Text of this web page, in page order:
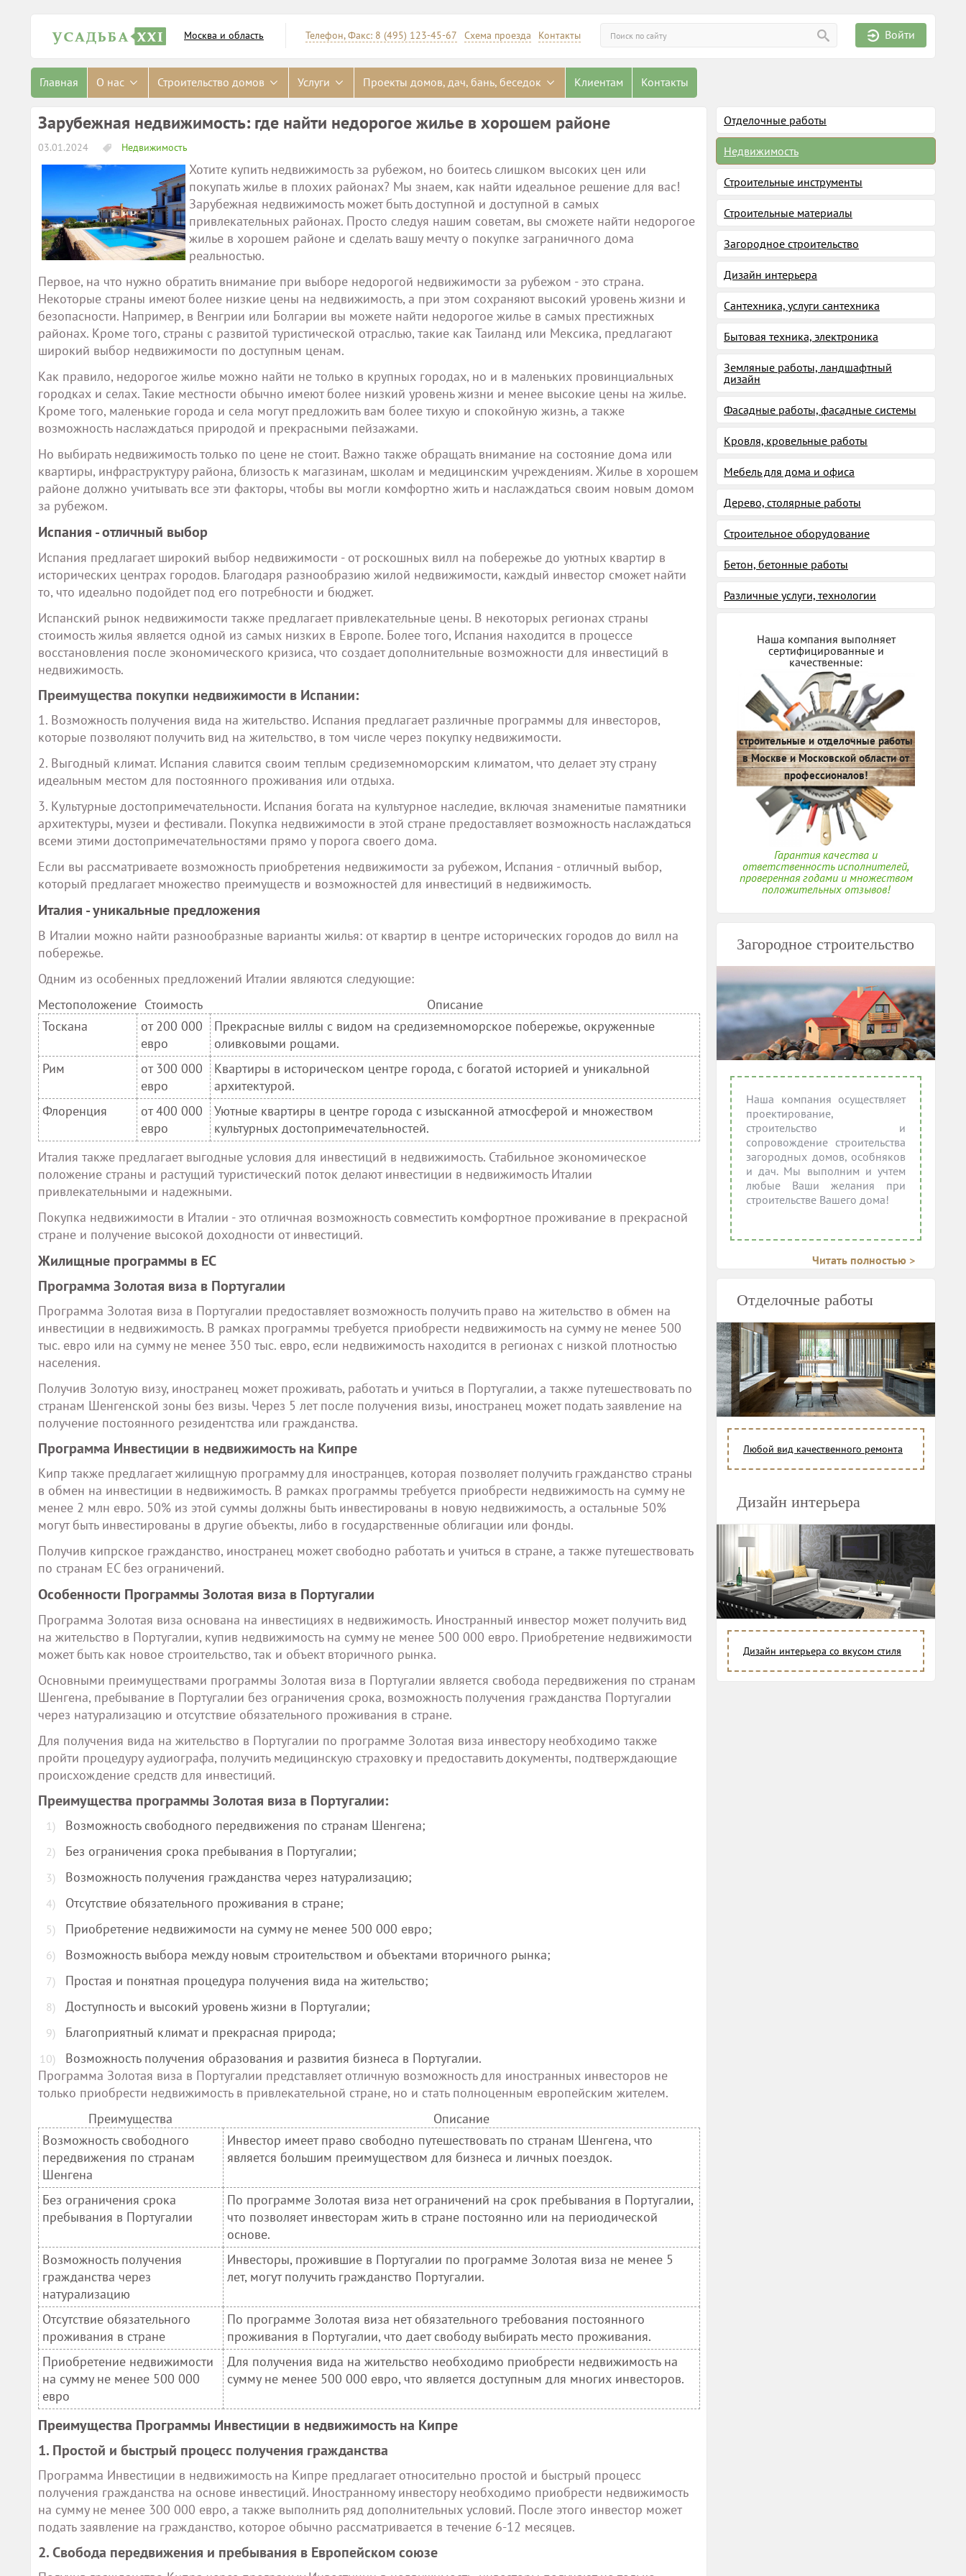
Войти
Искать
Телефон, Факс: 8 (495) 123-45-67 Схема проезда Контакты
Москва и область
Главная О нас Строительство домов Услуги Проекты домов, дач, бань, беседок Клиентам Контакты
Зарубежная недвижимость: где найти недорогое жилье в хорошем районе
03.01.2024 Недвижимость
Хотите купить недвижимость за рубежом, но боитесь слишком высоких цен или
покупать жилье в плохих районах? Мы знаем, как найти идеальное решение для вас!
Зарубежная недвижимость может быть доступной и доступной в самых
привлекательных районах. Просто следуя нашим советам, вы сможете найти недорогое
жилье в хорошем районе и сделать вашу мечту о покупке заграничного дома
реальностью.
Первое, на что нужно обратить внимание при выборе недорогой недвижимости за рубежом - это страна.
Некоторые страны имеют более низкие цены на недвижимость, а при этом сохраняют высокий уровень жизни и
безопасности. Например, в Венгрии или Болгарии вы можете найти недорогое жилье в самых престижных
районах. Кроме того, страны с развитой туристической отраслью, такие как Таиланд или Мексика, предлагают
широкий выбор недвижимости по доступным ценам.
Как правило, недорогое жилье можно найти не только в крупных городах, но и в маленьких провинциальных
городках и селах. Такие местности обычно имеют более низкий уровень жизни и менее высокие цены на жилье.
Кроме того, маленькие города и села могут предложить вам более тихую и спокойную жизнь, а также
возможность наслаждаться природой и прекрасными пейзажами.
Но выбирать недвижимость только по цене не стоит. Важно также обращать внимание на состояние дома или
квартиры, инфраструктуру района, близость к магазинам, школам и медицинским учреждениям. Жилье в хорошем
районе должно учитывать все эти факторы, чтобы вы могли комфортно жить и наслаждаться своим новым домом
за рубежом.
Испания - отличный выбор
Испания предлагает широкий выбор недвижимости - от роскошных вилл на побережье до уютных квартир в
исторических центрах городов. Благодаря разнообразию жилой недвижимости, каждый инвестор сможет найти
то, что идеально подойдет под его потребности и бюджет.
Испанский рынок недвижимости также предлагает привлекательные цены. В некоторых регионах страны
стоимость жилья является одной из самых низких в Европе. Более того, Испания находится в процессе
восстановления после экономического кризиса, что создает дополнительные возможности для инвестиций в
недвижимость.
Преимущества покупки недвижимости в Испании:
1. Возможность получения вида на жительство. Испания предлагает различные программы для инвесторов,
которые позволяют получить вид на жительство, в том числе через покупку недвижимости.
2. Выгодный климат. Испания славится своим теплым средиземноморским климатом, что делает эту страну
идеальным местом для постоянного проживания или отдыха.
3. Культурные достопримечательности. Испания богата на культурное наследие, включая знаменитые памятники
архитектуры, музеи и фестивали. Покупка недвижимости в этой стране предоставляет возможность наслаждаться
всеми этими достопримечательностями прямо у порога своего дома.
Если вы рассматриваете возможность приобретения недвижимости за рубежом, Испания - отличный выбор,
который предлагает множество преимуществ и возможностей для инвестиций в недвижимость.
Италия - уникальные предложения
В Италии можно найти разнообразные варианты жилья: от квартир в центре исторических городов до вилл на
побережье.
Одним из особенных предложений Италии являются следующие:
Местоположение Стоимость
Описание
Тоскана
от 200 000
евро
Прекрасные виллы с видом на средиземноморское побережье, окруженные
оливковыми рощами.
Рим
от 300 000
евро
Квартиры в историческом центре города, с богатой историей и уникальной
архитектурой.
Флоренция
от 400 000
евро
Уютные квартиры в центре города с изысканной атмосферой и множеством
культурных достопримечательностей.
Италия также предлагает выгодные условия для инвестиций в недвижимость. Стабильное экономическое
положение страны и растущий туристический поток делают инвестиции в недвижимость Италии
привлекательными и надежными.
Покупка недвижимости в Италии - это отличная возможность совместить комфортное проживание в прекрасной
стране и получение высокой доходности от инвестиций.
Жилищные программы в ЕС
Программа Золотая виза в Португалии
Программа Золотая виза в Португалии предоставляет возможность получить право на жительство в обмен на
инвестиции в недвижимость. В рамках программы требуется приобрести недвижимость на сумму не менее 500
тыс. евро или на сумму не менее 350 тыс. евро, если недвижимость находится в регионах с низкой плотностью
населения.
Получив Золотую визу, иностранец может проживать, работать и учиться в Португалии, а также путешествовать по
странам Шенгенской зоны без визы. Через 5 лет после получения визы, иностранец может подать заявление на
получение постоянного резидентства или гражданства.
Программа Инвестиции в недвижимость на Кипре
Кипр также предлагает жилищную программу для иностранцев, которая позволяет получить гражданство страны
в обмен на инвестиции в недвижимость. В рамках программы требуется приобрести недвижимость на сумму не
менее 2 млн евро. 50% из этой суммы должны быть инвестированы в новую недвижимость, а остальные 50%
могут быть инвестированы в другие объекты, либо в государственные облигации или фонды.
Получив кипрское гражданство, иностранец может свободно работать и учиться в стране, а также путешествовать
по странам ЕС без ограничений.
Особенности Программы Золотая виза в Португалии
Программа Золотая виза основана на инвестициях в недвижимость. Иностранный инвестор может получить вид
на жительство в Португалии, купив недвижимость на сумму не менее 500 000 евро. Приобретение недвижимости
может быть как новое строительство, так и объект вторичного рынка.
Основными преимуществами программы Золотая виза в Португалии является свобода передвижения по странам
Шенгена, пребывание в Португалии без ограничения срока, возможность получения гражданства Португалии
через натурализацию и отсутствие обязательного проживания в стране.
Для получения вида на жительство в Португалии по программе Золотая виза инвестору необходимо также
пройти процедуру аудиографа, получить медицинскую страховку и предоставить документы, подтверждающие
происхождение средств для инвестиций.
Преимущества программы Золотая виза в Португалии:
Возможность свободного передвижения по странам Шенгена;
Без ограничения срока пребывания в Португалии;
Возможность получения гражданства через натурализацию;
Отсутствие обязательного проживания в стране;
Приобретение недвижимости на сумму не менее 500 000 евро;
Возможность выбора между новым строительством и объектами вторичного рынка;
Простая и понятная процедура получения вида на жительство;
Доступность и высокий уровень жизни в Португалии;
Благоприятный климат и прекрасная природа;
Возможность получения образования и развития бизнеса в Португалии.
Программа Золотая виза в Португалии представляет отличную возможность для иностранных инвесторов не
только приобрести недвижимость в привлекательной стране, но и стать полноценным европейским жителем.
Преимущества
Описание
Возможность свободного
передвижения по странам
Шенгена
Инвестор имеет право свободно путешествовать по странам Шенгена, что
является большим преимуществом для бизнеса и личных поездок.
Без ограничения срока
пребывания в Португалии
По программе Золотая виза нет ограничений на срок пребывания в Португалии,
что позволяет инвесторам жить в стране постоянно или на периодической
основе.
Возможность получения
гражданства через
натурализацию
Инвесторы, прожившие в Португалии по программе Золотая виза не менее 5
лет, могут получить гражданство Португалии.
Отсутствие обязательного
проживания в стране
По программе Золотая виза нет обязательного требования постоянного
проживания в Португалии, что дает свободу выбирать место проживания.
Приобретение недвижимости
на сумму не менее 500 000
евро
Для получения вида на жительство необходимо приобрести недвижимость на
сумму не менее 500 000 евро, что является доступным для многих инвесторов.
Преимущества Программы Инвестиции в недвижимость на Кипре
1. Простой и быстрый процесс получения гражданства
Программа Инвестиции в недвижимость на Кипре предлагает относительно простой и быстрый процесс
получения гражданства на основе инвестиций. Иностранному инвестору необходимо приобрести недвижимость
на сумму не менее 300 000 евро, а также выполнить ряд дополнительных условий. После этого инвестор может
подать заявление на гражданство, которое обычно рассматривается в течение 6-12 месяцев.
2. Свобода передвижения и пребывания в Европейском союзе
Отделочные работы
Недвижимость
Строительные инструменты
Строительные материалы
Загородное строительство
Дизайн интерьера
Сантехника, услуги сантехника
Бытовая техника, электроника
Земляные работы, ландшафтный
дизайн
Фасадные работы, фасадные системы
Кровля, кровельные работы
Мебель для дома и офиса
Дерево, столярные работы
Строительное оборудование
Бетон, бетонные работы
Различные услуги, технологии
Наша компания выполняет
сертифицированные и
качественные:
строительные и отделочные работы
в Москве и Московской области от
профессионалов!
Гарантия качества и
ответственность исполнителей,
проверенная годами и множеством
положительных отзывов!
Загородное строительство
Наша компания осуществляет
проектирование,
строительство и
сопровождение строительства
загородных домов, особняков
и дач. Мы выполним и учтем
любые Ваши желания при
строительстве Вашего дома!
Читать полностью >
Отделочные работы
Любой вид качественного ремонта
Дизайн интерьера
Дизайн интерьера со вкусом стиля